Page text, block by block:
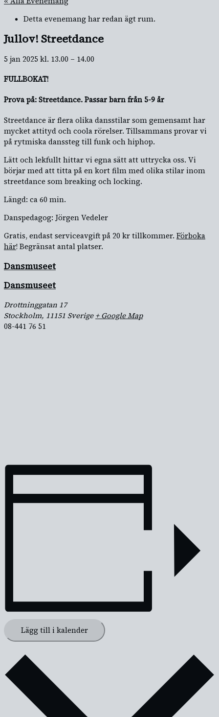
Detta evenemang har redan ägt rum.
Jullov! Streetdance
5 jan 2025 kl. 13.00 – 14.00
FULLBOKAT!
Prova på: Streetdance. Passar barn från 5-9 år
Streetdance är flera olika dansstilar som gemensamt har
mycket attityd och coola rörelser. Tillsammans provar vi
på rytmiska danssteg till funk och hiphop.
Lätt och lekfullt hittar vi egna sätt att uttrycka oss. Vi
börjar med att titta på en kort film med olika stilar inom
streetdance som breaking och locking.
Längd: ca 60 min.
Danspedagog: Jörgen Vedeler
Gratis, endast serviceavgift på 20 kr tillkommer. Förboka
här! Begränsat antal platser.
Dansmuseet
Dansmuseet
Drottninggatan 17
Stockholm, 11151 Sverige + Google Map
08-441 76 51
Lägg till i kalender